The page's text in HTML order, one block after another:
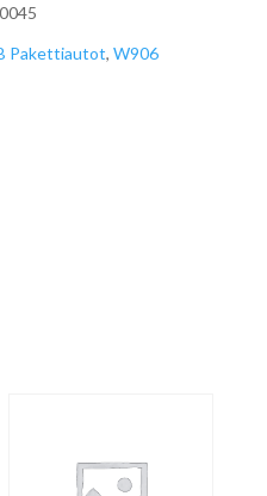
Pakettiautot, W906